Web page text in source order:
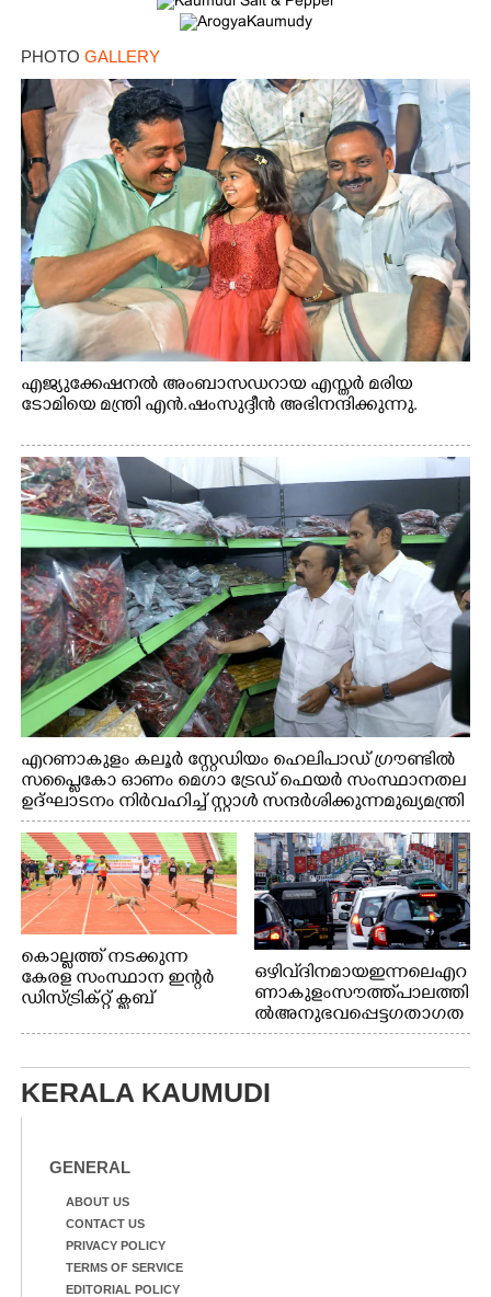
PHOTO GALLERY
എജ്യുക്കേഷനൽ അംബാസഡറായ എസ്തർ മരിയ
ടോമിയെ മന്ത്രി എൻ.ഷംസുദ്ദീൻ അഭിനന്ദിക്കുന്നു.
എറണാകുളം കലൂർ സ്റ്റേഡിയം ഹെലിപാഡ് ഗ്രൗണ്ടിൽ
സപ്ളൈകോ ഓണം മെഗാ ട്രേഡ് ഫെയർ സംസ്ഥാനതല
ഉദ്ഘാടനം നിർവഹിച്ച് സ്റ്റാൾ സന്ദർശിക്കുന്ന മുഖ്യമന്ത്രി
വി.ഡി. സതീശൻ. മന്ത്രി അനൂപ് ജേക്കബ് സമീപം
കൊല്ലത്ത് നടക്കുന്ന
കേരള സംസ്ഥാന ഇന്റർ
ഡിസ്ട്രിക്റ്റ് ക്ലബ്
ചാമ്പ്യൻഷിപ്പിൽ അണ്ടർ
20 ആൺകുട്ടികളുടെ 200
മീറ്റർ ഓട്ടം ഫൈനൽ
മത്സരത്തിനിടെ സിന്തറ്റിക്
ട്രാക്കിന് കുറുകെ ഓടുന്ന
ഒഴിവ് ദിനമായ ഇന്നലെ എറ
ണാകുളം സൗത്ത് പാലത്തി
ൽ അനുഭവപ്പെട്ട ഗതാഗത
ക്കുരുക്ക്
KERALA KAUMUDI
GENERAL
ABOUT US
CONTACT US
PRIVACY POLICY
TERMS OF SERVICE
EDITORIAL POLICY